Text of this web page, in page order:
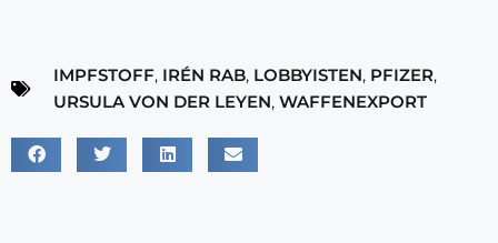
IMPFSTOFF, IRÉN RAB, LOBBYISTEN, PFIZER,
URSULA VON DER LEYEN, WAFFENEXPORT